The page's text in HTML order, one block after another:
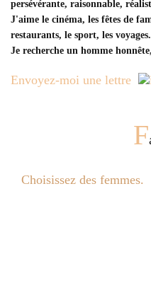
persévérante, raisonnable,
J'aime le cinéma, les fêtes de
restaurants, le sport, les voyages.
Je recherche un homme
Envoyez-moi une lettre
F
Choisissez des femmes.